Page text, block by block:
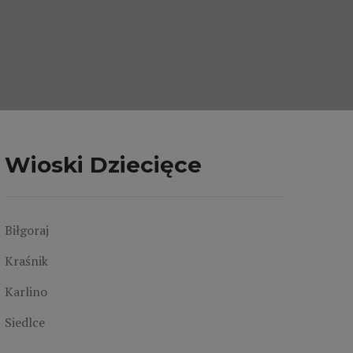
Wioski Dziecięce
Biłgoraj
Kraśnik
Karlino
Siedlce